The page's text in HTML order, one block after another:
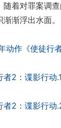
随着对罪案调
渐浮出水面。
动作《使徒行
者2：谍影行动
者2：谍影行动